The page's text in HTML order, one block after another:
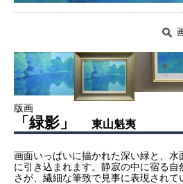
版画
「緑影」 東山魁夷
画面いっぱいに描かれた深い緑と、
に引き込まれます。静寂の中に宿る自
さが、繊細な筆致で見事に表現されて